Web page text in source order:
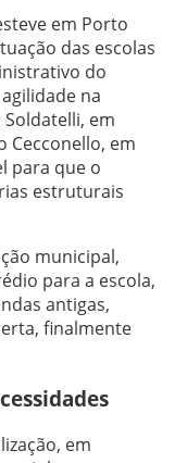
em Porto
das escolas
do
na
em
Cecconello, em
para que o
estruturais
municipal,
para a escola,
antigas,
finalmente
em